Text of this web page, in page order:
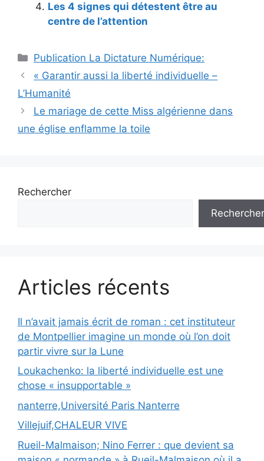
Les 4 signes qui détestent être au
centre de l’attention
Catégories
Publication La Dictature Numérique:
« Garantir aussi la liberté individuelle –
L’Humanité
Le mariage de cette Miss algérienne dans
une église enflamme la toile
Rechercher
Rechercher
Articles récents
Il n’avait jamais écrit de roman : cet instituteur
de Montpellier imagine un monde où l’on doit
partir vivre sur la Lune
Loukachenko: la liberté individuelle est une
chose « insupportable »
nanterre,Université Paris Nanterre
Villejuif,CHALEUR VIVE
Rueil-Malmaison; Nino Ferrer : que devient sa